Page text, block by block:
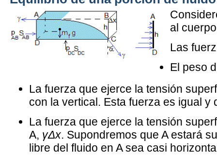
al
Las
El peso
La fuerza que ejerce la tensión
con la vertical. Esta fuerza es igual
La fuerza que ejerce la tensión
A, γΔx. Supondremos que A estará
libre del fluido en A sea casi